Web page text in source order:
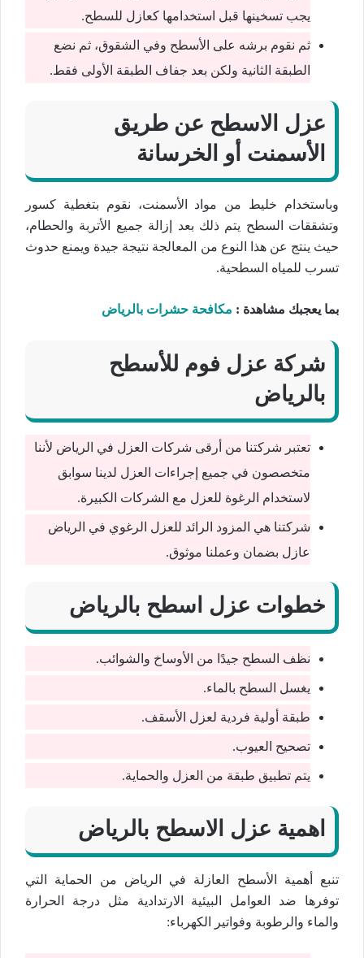
يجب تسخينها قبل استخدامها كعازل للسطح.
ثم نقوم برشه على الأسطح وفي الشقوق، ثم نضع
الطبقة الثانية ولكن بعد جفاف الطبقة الأولى فقط.
عزل الاسطح عن طريق
الأسمنت أو الخرسانة
وباستخدام خليط من مواد الأسمنت، نقوم بتغطية كسور
وتشققات السطح يتم ذلك بعد إزالة جميع الأتربة والحطام،
حيث ينتج عن هذا النوع من المعالجة نتيجة جيدة ويمنع حدوث
تسرب للمياه السطحية.
بما يعجبك مشاهدة : مكافحة حشرات بالرياض
شركة عزل فوم للأسطح
بالرياض
تعتبر شركتنا من أرقى شركات العزل في الرياض لأننا
متخصصون في جميع إجراءات العزل لدينا سوابق
لاستخدام الرغوة للعزل مع الشركات الكبيرة.
شركتنا هي المزود الرائد للعزل الرغوي في الرياض
عازل بضمان وعملنا موثوق.
خطوات عزل اسطح بالرياض
نظف السطح جيدًا من الأوساخ والشوائب.
يغسل السطح بالماء.
طبقة أولية فردية لعزل الأسقف.
تصحيح العيوب.
يتم تطبيق طبقة من العزل والحماية.
اهمية عزل الاسطح بالرياض
تنبع أهمية الأسطح العازلة في الرياض من الحماية التي
توفرها ضد العوامل البيئية الارتدادية مثل درجة الحرارة
والماء والرطوبة وفواتير الكهرباء: